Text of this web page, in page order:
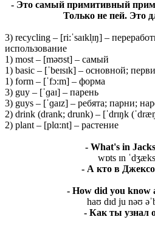
- Это самый примитивный
Только не пей. Это
3) recycling – [ri:ˈsaɪkl̩ɪŋ] –
использование
1) most – [məʊst] – самый
1) basic – [ˈbeɪsɪk] – основной;
1) form – [ˈfɔ:m] – форма
3) guy – [ˈɡaɪ] – парень
3) guys – [ˈɡaɪz] – ребята; парни;
2) drink (drank; drunk) – [ˈdrɪŋk
2) plant – [plɑ:nt] – растение
- What's in
wɒts ɪn
- А кто в
- How did you know
haʊ dɪd ju nəʊ
- Как ты узнал